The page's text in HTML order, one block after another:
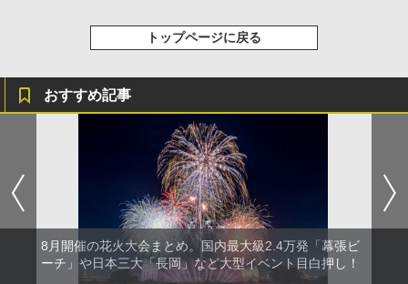
トップページに戻る
おすすめ記事
8月開催の花火大会まとめ。国内最大級2.4万発「幕張ビ
ーチ」や日本三大「長岡」など大型イベント目白押し！